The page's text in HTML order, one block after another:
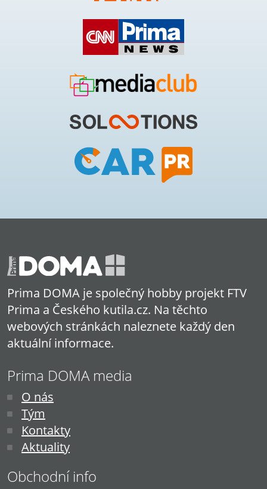
Prima DOMA je společný hobby projekt FTV
Prima a Českého kutila.cz. Na těchto
webových stránkách naleznete každý den
aktuální informace.
Prima DOMA media
O nás
Tým
Kontakty
Aktuality
Obchodní info